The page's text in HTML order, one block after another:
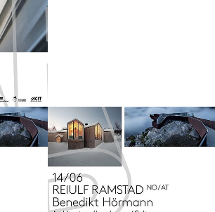
Show larger version